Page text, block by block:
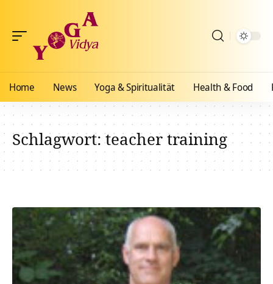
Home News Yoga & Spiritualität Health & Food
Schlagwort:teacher training